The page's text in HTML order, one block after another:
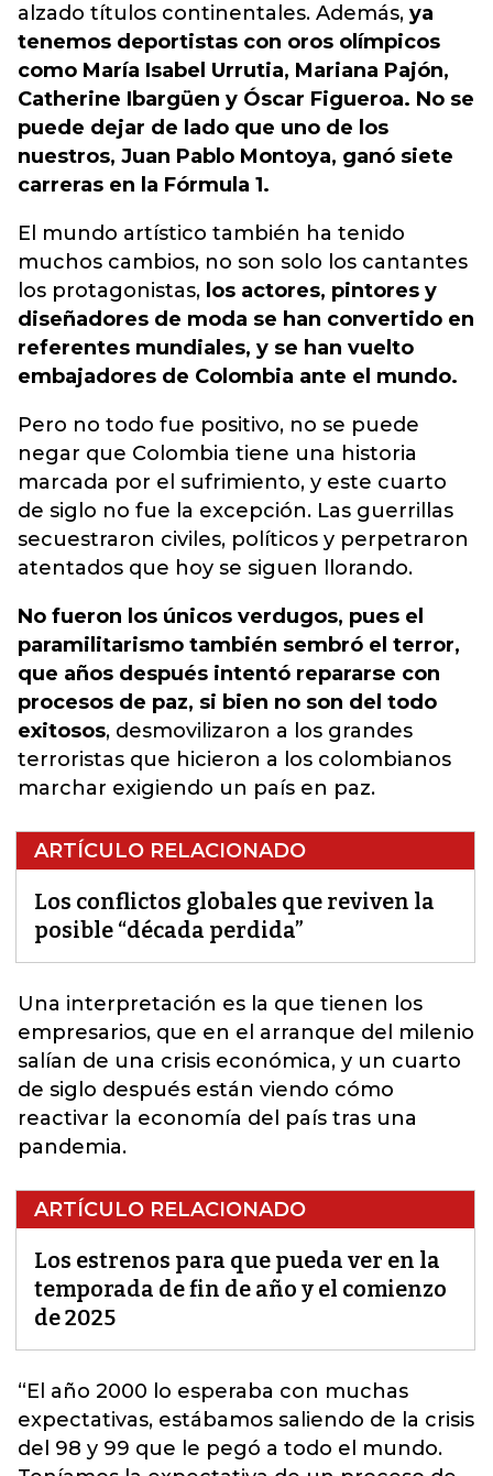
alzado títulos continentales. Además, ya
tenemos deportistas con oros olímpicos
como María Isabel Urrutia, Mariana Pajón,
Catherine Ibargüen y Óscar Figueroa. No se
puede dejar de lado que uno de los
nuestros, Juan Pablo Montoya, ganó siete
carreras en la Fórmula 1.
El mundo artístico también ha tenido
muchos cambios, no son solo los cantantes
los protagonistas, los actores, pintores y
diseñadores de moda se han convertido en
referentes mundiales, y se han vuelto
embajadores de Colombia ante el mundo.
Pero no todo fue positivo, no se puede
negar que Colombia tiene una historia
marcada por el sufrimiento, y este cuarto
de siglo no fue la excepción. Las guerrillas
secuestraron civiles, políticos y perpetraron
atentados que hoy se siguen llorando.
No fueron los únicos verdugos, pues el
paramilitarismo también sembró el terror,
que años después intentó repararse con
procesos de paz, si bien no son del todo
exitosos, desmovilizaron a los grandes
terroristas que hicieron a los colombianos
marchar exigiendo un país en paz.
ARTÍCULO RELACIONADO
Los conflictos globales que reviven la
posible “década perdida”
Una interpretación es la que tienen los
empresarios, que en el arranque del milenio
salían de una crisis económica, y un cuarto
de siglo después están viendo cómo
reactivar la economía del país tras una
pandemia.
ARTÍCULO RELACIONADO
Los estrenos para que pueda ver en la
temporada de fin de año y el comienzo
de 2025
“El año 2000 lo esperaba con muchas
expectativas, estábamos saliendo de la crisis
del 98 y 99 que le pegó a todo el mundo.